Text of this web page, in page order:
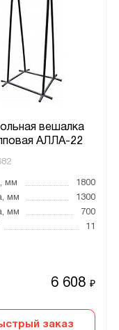
вешалка
АЛЛА-22
мм
1800
мм
1300
мм
700
11
6 608₽
заказ